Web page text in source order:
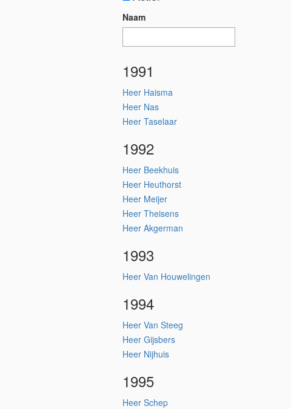
Naam
1991
Heer Haisma
Heer Nas
Heer Taselaar
1992
Heer Beekhuis
Heer Heuthorst
Heer Meijer
Heer Theisens
Heer Akgerman
1993
Heer Van Houwelingen
1994
Heer Van Steeg
Heer Gijsbers
Heer Nijhuis
1995
Heer Schep